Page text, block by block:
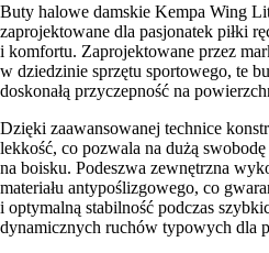
Buty halowe damskie Kempa Wing
zaprojektowane dla pasjonatek piłki
i komfortu. Zaprojektowane przez
w dziedzinie sprzętu sportowego, te
doskonałą przyczepność na
Dzięki zaawansowanej technice
lekkość, co pozwala na dużą
na boisku. Podeszwa zewnętrzna
materiału antypoślizgowego, co
i optymalną stabilność podczas
dynamicznych ruchów typowych dla